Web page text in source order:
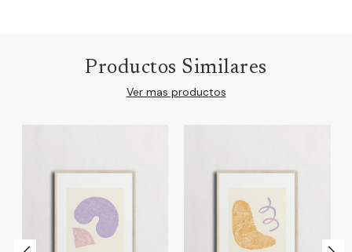
Productos Similares
Ver mas productos